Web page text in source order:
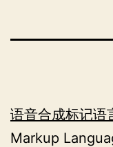
语音合成标记语
Markup